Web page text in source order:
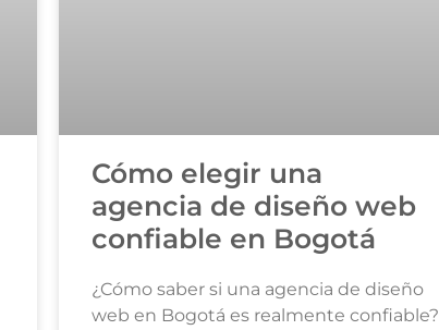
Cómo elegir una
agencia de diseño web
confiable en Bogotá
¿Cómo saber si una agencia de diseño
web en Bogotá es realmente confiable?